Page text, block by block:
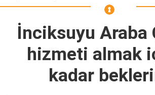
İnciksuyu Araba
hizmeti almak
kadar